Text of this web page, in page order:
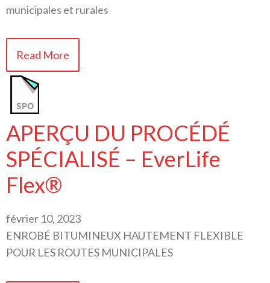
municipales et rurales
Read More
APERÇU DU PROCÉDÉ
SPÉCIALISÉ – EverLife
Flex®
février 10, 2023
ENROBÉ BITUMINEUX HAUTEMENT FLEXIBLE
POUR LES ROUTES MUNICIPALES